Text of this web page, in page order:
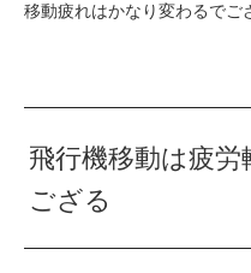
移動疲れはかなり変わるでご
飛行機移動は疲
ござる